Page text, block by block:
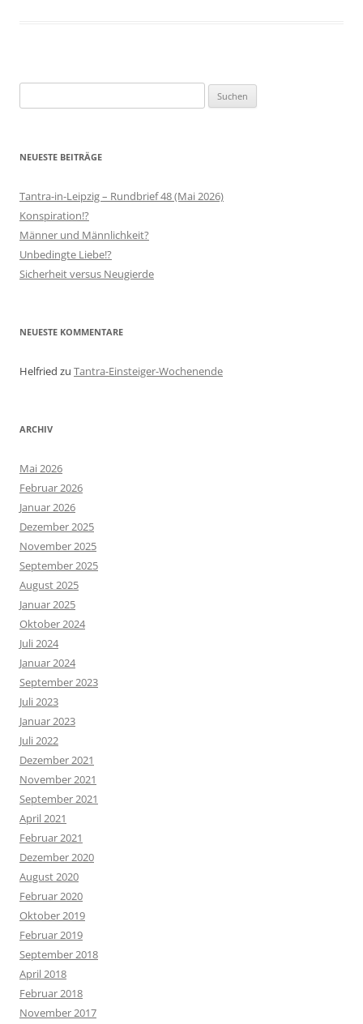
nach:
NEUESTE BEITRÄGE
Tantra-in-Leipzig – Rundbrief 48 (Mai 2026)
Konspiration!?
Männer und Männlichkeit?
Unbedingte Liebe!?
Sicherheit versus Neugierde
NEUESTE KOMMENTARE
Helfried zu Tantra-Einsteiger-Wochenende
ARCHIV
Mai 2026
Februar 2026
Januar 2026
Dezember 2025
November 2025
September 2025
August 2025
Januar 2025
Oktober 2024
Juli 2024
Januar 2024
September 2023
Juli 2023
Januar 2023
Juli 2022
Dezember 2021
November 2021
September 2021
April 2021
Februar 2021
Dezember 2020
August 2020
Februar 2020
Oktober 2019
Februar 2019
September 2018
April 2018
Februar 2018
November 2017